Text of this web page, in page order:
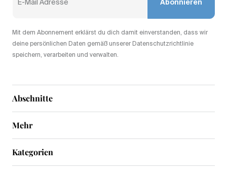
Abschnitte
Mehr
Abonnieren
Mit dem Abonnement erklärst du dich damit einverstanden, dass wir
deine persönlichen Daten gemäß unserer Datenschutzrichtlinie
speichern, verarbeiten und verwalten.
Kategorien